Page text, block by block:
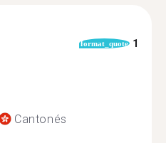
format_quote 1
Cantonés